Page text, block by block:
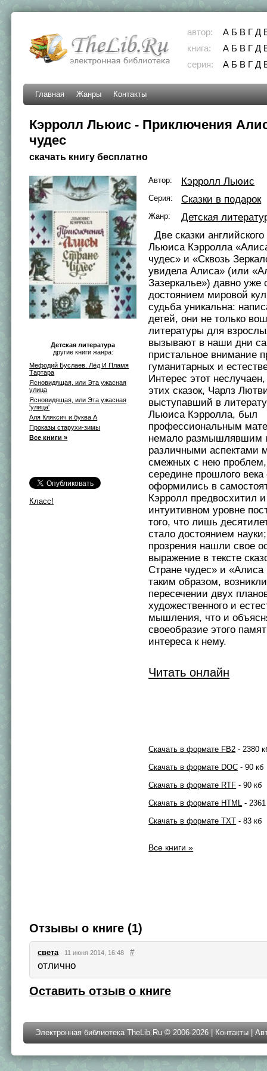
автор: А Б В Г Д
книга:
А Б В Г Д
серия:
А Б В Г Д
Главная Жанры Контакты
Кэрролл Льюис - Приключения
чудес
скачать книгу бесплатно
Детская литература
другие книги жанра:
Мефодий Буслаев. Лёд И Пламя
Тартара
Ясновидящая, или Эта ужасная
улица
Ясновидящая, или Эта ужасная
'улица'
Аля Кляксич и буква А
Проказы старухи-зимы
Все книги »
Класс!
Автор: Кэрролл Льюис
Серия: Сказки в подарок
Жанр:
Детская
Две сказки
Льюиса Кэрролла
чудес» и «Сквозь
увидела Алиса» (или
Зазеркалье») давно уже
достоянием мировой
судьба уникальна:
детей, они не только
литературы для
вызывают в наши дни
пристальное внимание
гуманитарных и
Интерес этот
этих сказок, Чарлз
выступавший в
Льюиса Кэрролла, был
профессиональным
немало размышлявшим
различными аспектами
смежных с нею проблем,
середине прошлого
оформились в
Кэрролл предвосхитил
интуитивном уровне
того, что лишь
стало достоянием
прозрения нашли свое
выражение в тексте
Стране чудес» и «Алиса
таким образом,
пересечении двух
художественного и
мышления, что и
своеобразие этого
интереса к нему.
Читать онлайн
Скачать в формате FB2 - 2380
Скачать в формате DOC - 90 кб
Скачать в формате RTF - 90 кб
Скачать в формате HTML -
Скачать в формате TXT - 83 кб
Все книги »
Отзывы о книге (1)
света 11 июня 2014, 16:48 #
отлично
Оставить отзыв о книге
Электронная библиотека TheLib.Ru © 2006-2026 | Контакты |